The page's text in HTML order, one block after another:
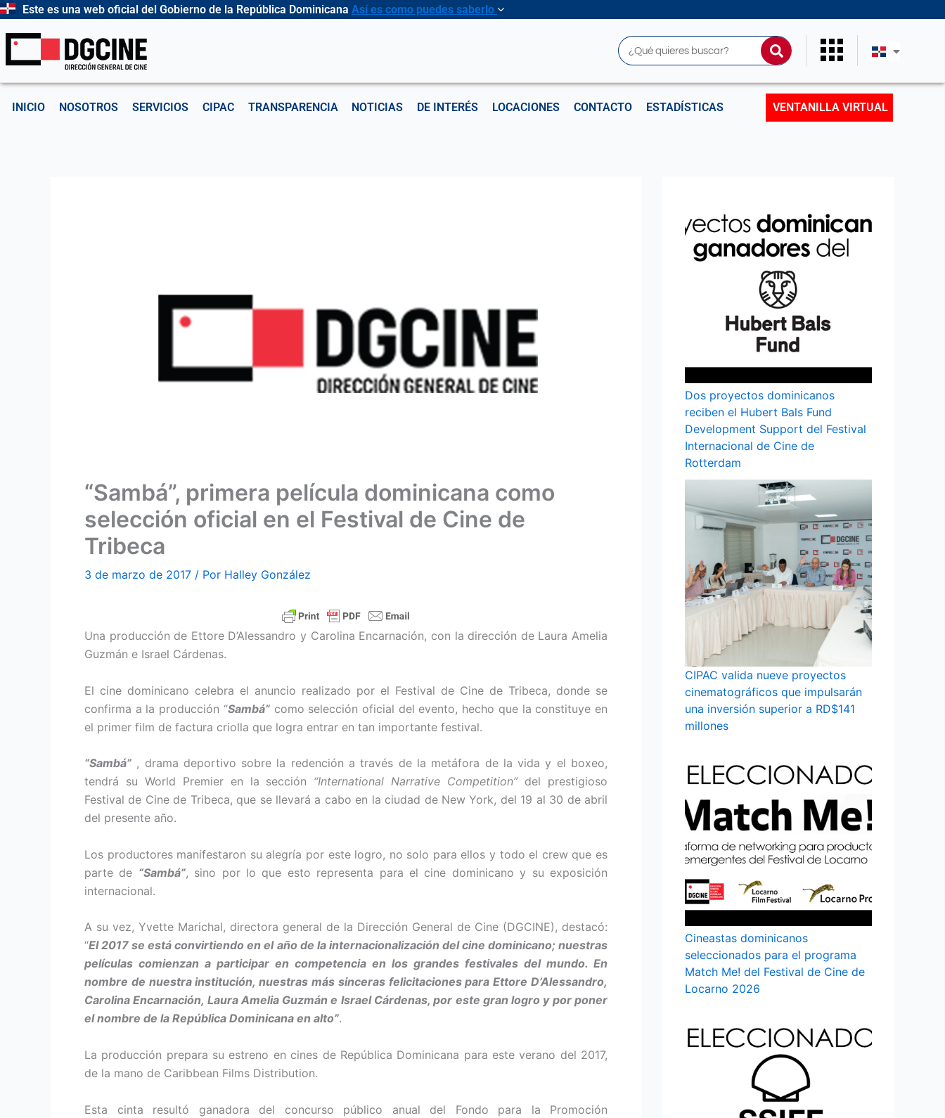
Ir
contenido
Este es una web oficial del Gobierno de la República Dominicana Así es como puedes saberlo
Buscar
INICIO NOSOTROS SERVICIOS CIPAC TRANSPARENCIA NOTICIAS DE INTERÉS LOCACIONES CONTACTO ESTADÍSTICAS VENTANILLA VIRTUAL
“Sambá”, primera película dominicana como
selección oficial en el Festival de Cine de
Tribeca
3 de marzo de 2017 / Por Halley González
Una producción de Ettore D’Alessandro y Carolina Encarnación, con la dirección de Laura Amelia
Guzmán e Israel Cárdenas.
El cine dominicano celebra el anuncio realizado por el Festival de Cine de Tribeca, donde se
confirma a la producción “Sambá”como selección oficial del evento, hecho que la constituye en
el primer film de factura criolla que logra entrar en tan importante festival.
“Sambá” , drama deportivo sobre la redención a través de la metáfora de la vida y el boxeo,
tendrá su World Premier en la sección “International Narrative Competition”del prestigioso
Festival de Cine de Tribeca, que se llevará a cabo en la ciudad de New York, del 19 al 30 de abril
del presente año.
Los productores manifestaron su alegría por este logro, no solo para ellos y todo el crew que es
parte de “Sambá”, sino por lo que esto representa para el cine dominicano y su exposición
internacional.
A su vez, Yvette Marichal, directora general de la Dirección General de Cine (DGCINE), destacó:
“El 2017 se está convirtiendo en el año de la internacionalización del cine dominicano; nuestras
películas comienzan a participar en competencia en los grandes festivales del mundo. En
nombre de nuestra institución, nuestras más sinceras felicitaciones para Ettore D’Alessandro,
Carolina Encarnación, Laura Amelia Guzmán e Israel Cárdenas, por este gran logro y por poner
el nombre de la República Dominicana en alto”.
La producción prepara su estreno en cines de República Dominicana para este verano del 2017,
de la mano de Caribbean Films Distribution.
Esta cinta resultó ganadora del concurso público anual del Fondo para la Promoción
Dos proyectos dominicanos
reciben el Hubert Bals Fund
Development Support del Festival
Internacional de Cine de
Rotterdam
CIPAC valida nueve proyectos
cinematográficos que impulsarán
una inversión superior a RD$141
millones
Cineastas dominicanos
seleccionados para el programa
Match Me! del Festival de Cine de
Locarno 2026